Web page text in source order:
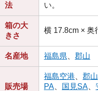
法
い。
箱の大
きさ
横 17.8cm × 奥
名産地 福島県 郡山
販売場
福島空港 郡
PA
国見SA